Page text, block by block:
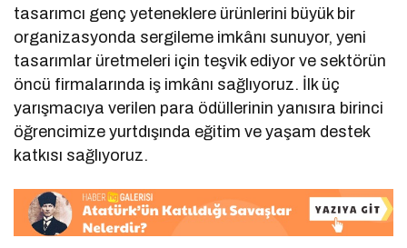
tasarımcı genç yeteneklere ürünlerini büyük bir
organizasyonda sergileme imkânı sunuyor, yeni
tasarımlar üretmeleri için teşvik ediyor ve sektörün
öncü firmalarında iş imkânı sağlıyoruz. İlk üç
yarışmacıya verilen para ödüllerinin yanısıra birinci
öğrencimize yurtdışında eğitim ve yaşam destek
katkısı sağlıyoruz.